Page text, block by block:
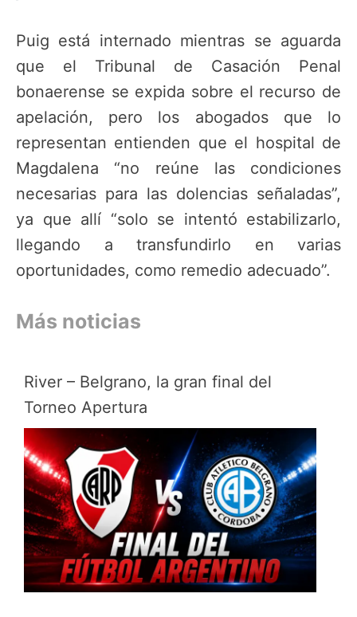
Puig está internado mientras se aguarda
que el Tribunal de Casación Penal
bonaerense se expida sobre el recurso de
apelación, pero los abogados que lo
representan entienden que el hospital de
Magdalena “no reúne las condiciones
necesarias para las dolencias señaladas”,
ya que allí “solo se intentó estabilizarlo,
llegando a transfundirlo en varias
oportunidades, como remedio adecuado”.
Más noticias
River – Belgrano, la gran final del
Torneo Apertura